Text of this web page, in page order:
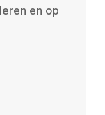
en op